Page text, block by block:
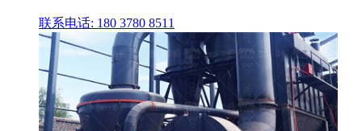
联系电话: 180 3780 8511